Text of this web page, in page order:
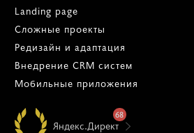
Landing page
Сложные проекты
Редизайн и адаптация
Внедрение CRM систем
Мобильные приложения
Яндекс.Директ
68